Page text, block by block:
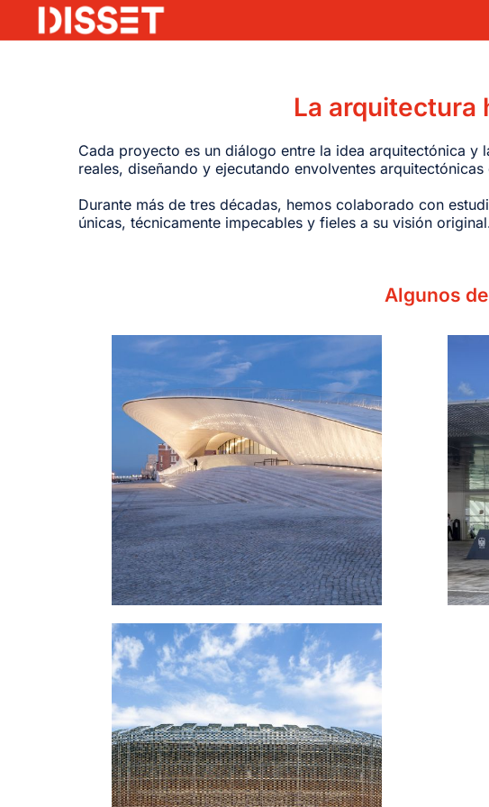
contenido
La arquitectura
Cada proyecto es un diálogo entre la idea arquitectónica y
reales, diseñando y ejecutando envolventes
Durante más de tres décadas, hemos colaborado con
únicas, técnicamente impecables y fieles a su visión
Algunos